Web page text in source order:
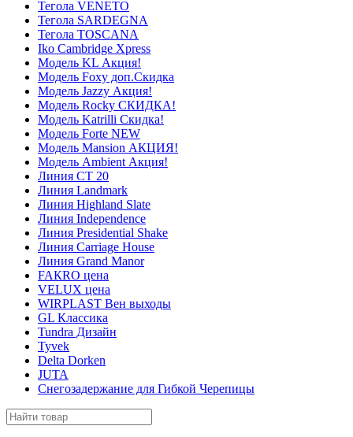
Тегола VENETO
Тегола SARDEGNA
Тегола TOSCANA
Iko Cambridge Xpress
Модель KL Акция!
Модель Foxy доп.Скидка
Модель Jazzy Акция!
Модель Rocky СКИДКА!
Модель Katrilli Скидка!
Модель Forte NEW
Модель Mansion АКЦИЯ!
Модель Ambient Акция!
Линия СТ 20
Линия Landmark
Линия Highland Slate
Линия Independence
Линия Presidential Shake
Линия Carriage House
Линия Grand Manor
FAКRO цена
VELUX цена
WIRPLAST Вен выходы
GL Классика
Tundra Дизайн
Tyvek
Delta Dorken
JUTA
Снегозадержание для Гибкой Черепицы